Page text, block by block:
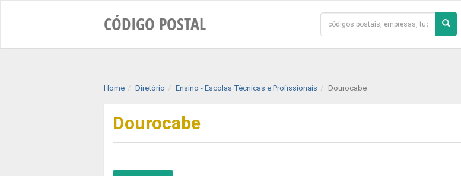
CÓDIGO POSTAL
Home Diretório Ensino - Escolas Técnicas e Profissionais Dourocabe
Dourocabe